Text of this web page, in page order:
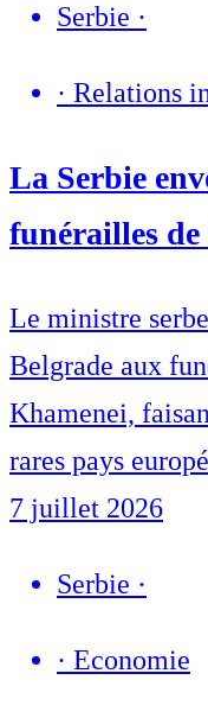
Serbie ·
· Relations
La Serbie
funérailles
Le ministre
Belgrade aux
Khamenei,
rares pays
7 juillet 2026
Serbie ·
· Economie